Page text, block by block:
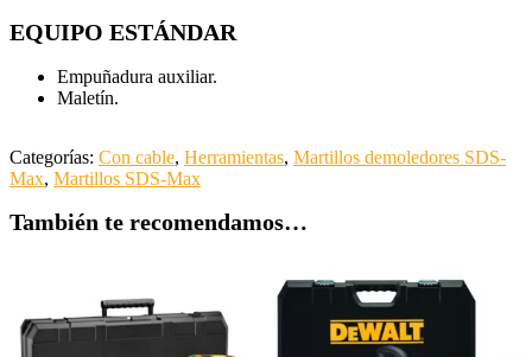
EQUIPO ESTÁNDAR
Empuñadura auxiliar.
Maletín.
Categorías: Con cable, Herramientas, Martillos demoledores SDS-
Max, Martillos SDS-Max
También te recomendamos…